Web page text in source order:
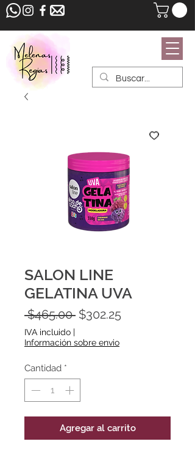
SALON LINE
GELATINA UVA
$465.00 Precio
$302.25Precio
IVA incluido |
Información sobre envio
Cantidad *
Agregar al carrito